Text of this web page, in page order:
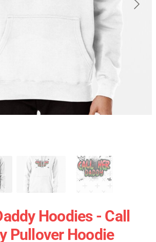
Hoodies - Call
Pullover Hoodie